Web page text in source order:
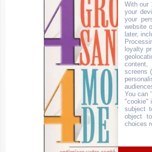
With our
your
your
website
later,
loyalty
screens
You can
"cookie"
subject
object
choices